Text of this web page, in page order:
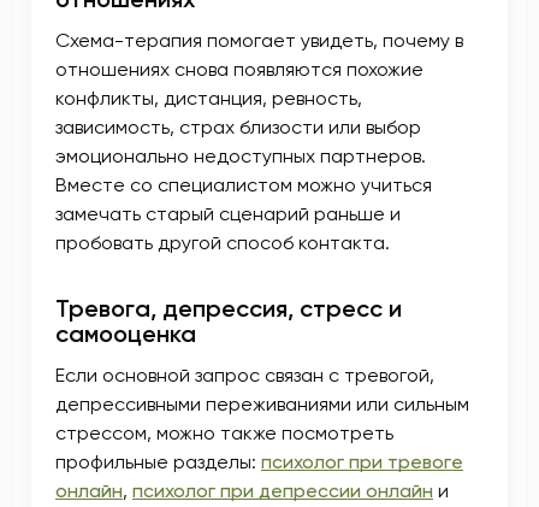
Схема-терапия помогает увидеть, почему в
отношениях снова появляются похожие
конфликты, дистанция, ревность,
зависимость, страх близости или выбор
эмоционально недоступных партнеров.
Вместе со специалистом можно учиться
замечать старый сценарий раньше и
пробовать другой способ контакта.
Тревога, депрессия, стресс и
самооценка
Если основной запрос связан с тревогой,
депрессивными переживаниями или сильным
стрессом, можно также посмотреть
профильные разделы: психолог при тревоге
онлайн, психолог при депрессии онлайн и